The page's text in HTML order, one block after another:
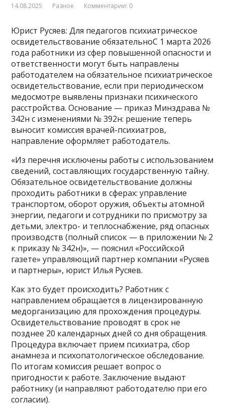
14.08.2025 Разное Комментарии: 0
Юрист Русяев: Для педагогов психиатрическое
освидетельствование обязательноС 1 марта 2026
года работники из сфер повышенной опасности и
ответственности могут быть направлены
работодателем на обязательное психиатрическое
освидетельствование, если при периодическом
медосмотре выявлены признаки психического
расстройства. Основание — приказ Минздрава №
342н с изменениями № 392н: решение теперь
выносит комиссия врачей-психиатров,
направление оформляет работодатель.
«Из перечня исключены работы с использованием
сведений, составляющих государственную тайну.
Обязательное освидетельствование должны
проходить работники в сферах: управление
транспортом, оборот оружия, объекты атомной
энергии, педагоги и сотрудники по присмотру за
детьми, электро- и теплоснабжение, ряд опасных
производств (полный список — в приложении № 2
к приказу № 342н)», — пояснил «Российской
газете» управляющий партнер компании «Русяев
и партнеры», юрист Илья Русяев.
Как это будет происходить? Работник с
направлением обращается в лицензированную
медорганизацию для прохождения процедуры.
Освидетельствование проводят в срок не
позднее 20 календарных дней со дня обращения.
Процедура включает прием психиатра, сбор
анамнеза и психопатологическое обследование.
По итогам комиссия решает вопрос о
пригодности к работе. Заключение выдают
работнику (и направляют работодателю при его
согласии).